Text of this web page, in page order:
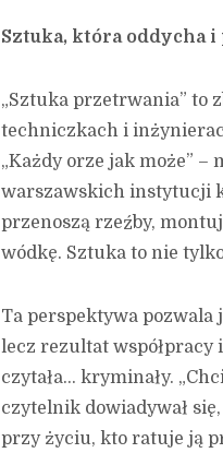
Sztuka, która oddycha
„Sztuka przetrwania” to
techniczkach i
„Każdy orze jak może” –
warszawskich instytucji
przenoszą rzeźby,
wódkę. Sztuka to nie
Ta perspektywa
lecz rezultat współpracy
czytała… kryminały.
czytelnik dowiadywał
przy życiu, kto ratuje ją